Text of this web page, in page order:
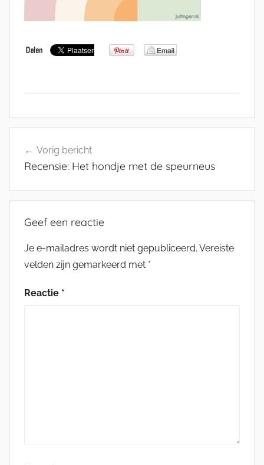
navigatie
Vorig bericht
Recensie: Het hondje met de speurneus
Geef een reactie
Je e-mailadres wordt niet gepubliceerd. Vereiste
velden zijn gemarkeerd met *
Reactie *